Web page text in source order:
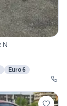
N
Euro 6